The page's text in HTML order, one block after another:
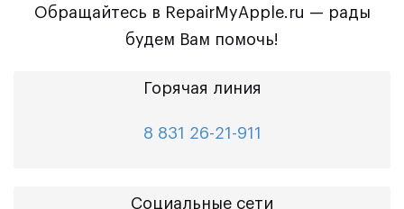
Обращайтесь в RepairMyApple.ru — рады
будем Вам помочь!
Горячая линия
8 831 26-21-911
Социальные сети